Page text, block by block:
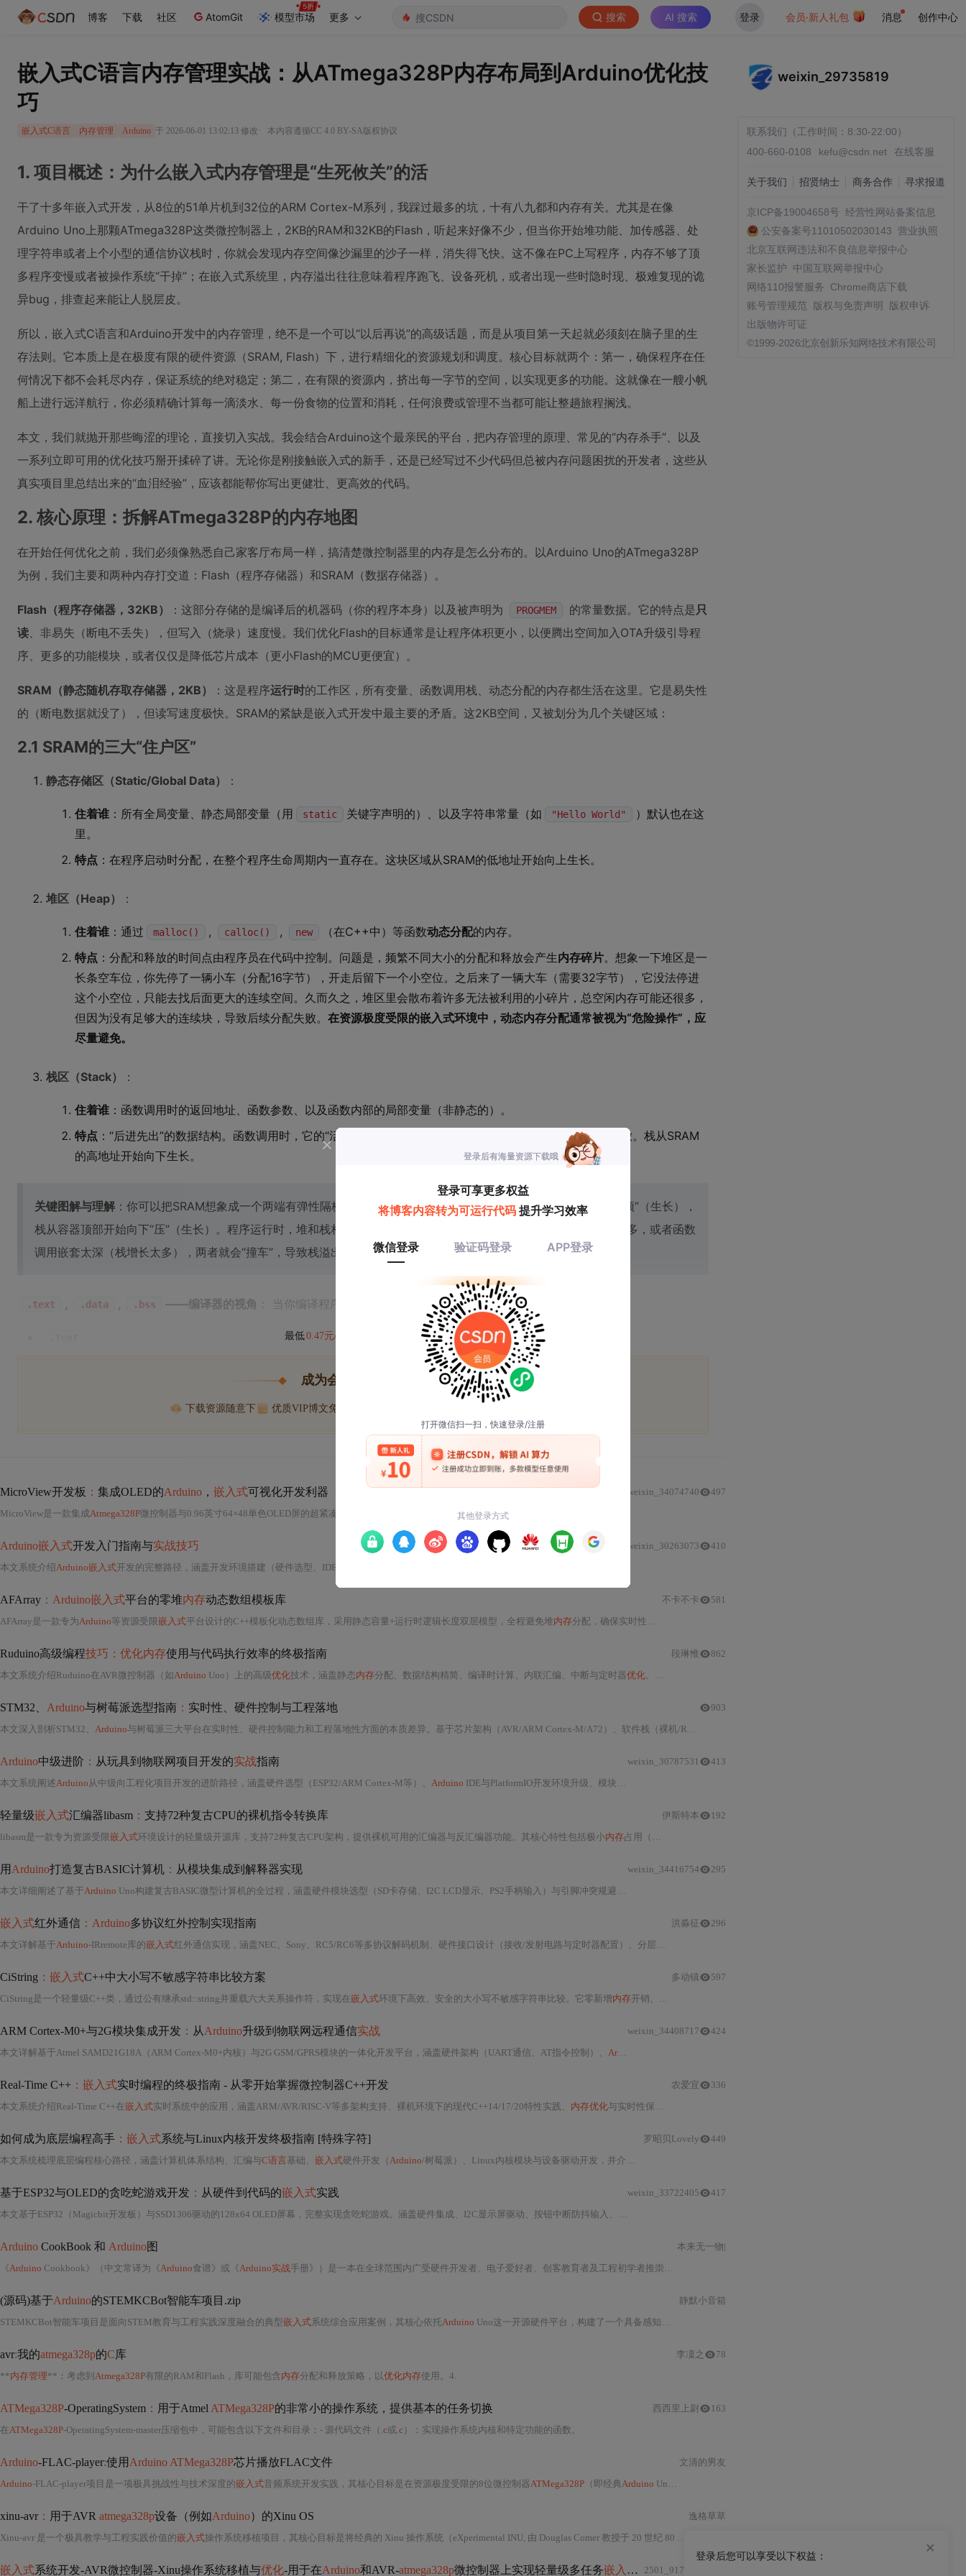
博客 下载 社区 AtomGit 模型市场 更多 搜索 AI 搜索 登录 会员·新人礼包 消息 创作中心
嵌入式C语言内存管理实战：从ATmega328P内存布局到Arduino优化技
巧
嵌入式C语言 内存管理 Arduino 于 2026-06-01 13:02:13 修改 · 本内容遵循CC 4.0 BY-SA版权协议
1. 项目概述：为什么嵌入式内存管理是“生死攸关”的活
干了十多年嵌入式开发，从8位的51单片机到32位的ARM Cortex-M系列，我踩过最多的坑，十有八九都和内存有关。尤其是在像
Arduino Uno上那颗ATmega328P这类微控制器上，2KB的RAM和32KB的Flash，听起来好像不少，但当你开始堆功能、加传感器、处
理字符串或者上个小型的通信协议栈时，你就会发现内存空间像沙漏里的沙子一样，消失得飞快。这不像在PC上写程序，内存不够了顶
多程序变慢或者被操作系统“干掉”；在嵌入式系统里，内存溢出往往意味着程序跑飞、设备死机，或者出现一些时隐时现、极难复现的诡
异bug，排查起来能让人脱层皮。
所以，嵌入式C语言和Arduino开发中的内存管理，绝不是一个可以“以后再说”的高级话题，而是从项目第一天起就必须刻在脑子里的生
存法则。它本质上是在极度有限的硬件资源（SRAM, Flash）下，进行精细化的资源规划和调度。核心目标就两个：第一，确保程序在任
何情况下都不会耗尽内存，保证系统的绝对稳定；第二，在有限的资源内，挤出每一字节的空间，以实现更多的功能。这就像在一艘小帆
船上进行远洋航行，你必须精确计算每一滴淡水、每一份食物的位置和消耗，任何浪费或管理不当都可能让整趟旅程搁浅。
本文，我们就抛开那些晦涩的理论，直接切入实战。我会结合Arduino这个最亲民的平台，把内存管理的原理、常见的“内存杀手”、以及
一系列立即可用的优化技巧掰开揉碎了讲。无论你是刚接触嵌入式的新手，还是已经写过不少代码但总被内存问题困扰的开发者，这些从
真实项目里总结出来的“血泪经验”，应该都能帮你写出更健壮、更高效的代码。
2. 核心原理：拆解ATmega328P的内存地图
在开始任何优化之前，我们必须像熟悉自己家客厅布局一样，搞清楚微控制器里的内存是怎么分布的。以Arduino Uno的ATmega328P
为例，我们主要和两种内存打交道：Flash（程序存储器）和SRAM（数据存储器）。
Flash（程序存储器，32KB） ：这部分存储的是编译后的机器码（你的程序本身）以及被声明为 PROGMEM 的常量数据。它的特点是只
读、非易失（断电不丢失），但写入（烧录）速度慢。我们优化Flash的目标通常是让程序体积更小，以便腾出空间加入OTA升级引导程
序、更多的功能模块，或者仅仅是降低芯片成本（更小Flash的MCU更便宜）。
SRAM（静态随机存取存储器，2KB） ：这是程序运行时的工作区，所有变量、函数调用栈、动态分配的内存都生活在这里。它是易失性
的（断电数据就没了），但读写速度极快。SRAM的紧缺是嵌入式开发中最主要的矛盾。这2KB空间，又被划分为几个关键区域：
2.1 SRAM的三大“住户区”
静态存储区（Static/Global Data） ：
住着谁 ：所有全局变量、静态局部变量（用 static 关键字声明的）、以及字符串常量（如 "Hello World"
）默认也在这
里。
特点 ：在程序启动时分配，在整个程序生命周期内一直存在。这块区域从SRAM的低地址开始向上生长。
堆区（Heap） ：
住着谁 ：通过 malloc() , calloc() , new （在C++中）等函数动态分配的内存。
特点 ：分配和释放的时间点由程序员在代码中控制。问题是，频繁不同大小的分配和释放会产生内存碎片。想象一下堆区是一
长条空车位，你先停了一辆小车（分配16字节），开走后留下一个小空位。之后来了一辆大车（需要32字节），它没法停进
这个小空位，只能去找后面更大的连续空间。久而久之，堆区里会散布着许多无法被利用的小碎片，总空闲内存可能还很多，
但因为没有足够大的连续块，导致后续分配失败。 在资源极度受限的嵌入式环境中，动态内存分配通常被视为“危险操作”，应
尽量避免。
栈区（Stack） ：
住着谁 ：函数调用时的返回地址、函数参数、以及函数内部的局部变量（非静态的）。
特点 ：“后进先出”的数据结构。函数调用时，它的“活动记录”被压入栈顶；函数返回时，这部分内存被立即释放。栈从SRAM
的高地址开始向下生长。
关键图解与理解 ：你可以把SRAM想象成一个两端有弹性隔板的容器。静态区固定在底部。堆从静态区上方开始向上“顶”（生长），
栈从容器顶部开始向下“压”（生长）。程序运行时，堆和栈相向而行，它们之间的空间就是“空闲内存”。如果堆分配太多，或者函数
调用嵌套太深（栈增长太多），两者就会“撞车”，导致栈溢出或堆分配失败，程序崩溃。
.text , .data , .bss ——编译器的视角 ： 当你编译程序后，编译器会生成几个重要的“段”（Section）：
最低0.47元/天 开通会员,解锁全文
成为会员后, 你将解锁
下载资源随意下 优质VIP博文免费学
MicroView开发板 ： 集成OLED的Arduino ， 嵌入式可视化开发利器
MicroView是一款集成Atmega328P微控制器与0.96英寸64×48单色OLED屏的超紧凑 嵌入式可视化快速原型开发。其硬件设计强调3.3V逻辑、I2C固化驱动与极小体积；软件依赖专用MicroView库，支持双缓冲绘图、PROGMEM
weixin_34074740 497
Arduino嵌入式开发入门指南与实战技巧
本文系统介绍Arduino嵌入式开发的完整路径，涵盖开发环境搭建（硬件选型、IDE安装与配置）、基础外设实践（LED、按键、传感器）、项目进阶（智能小车）、性能
weixin_30263073 410
AFArray ：Arduino嵌入式平台的零堆内存动态数组模板库
AFArray是一款专为Arduino等资源受限嵌入式平台设计的C++模板化动态数组库，采用静态容量+运行时逻辑长度双层模型，全程避免堆内存分配，确保实时性与确定性。支持边界检查、尾插/单删、查找切片及AFAString字符串增强，并深度集成HAL与FreeRTOS。其
不卡不卡 581
Ruduino高级编程技巧：优化内存使用与代码执行效率的终极指南
本文系统介绍Ruduino在AVR微控制器（如Arduino Uno）上的高级优化技术，涵盖静态内存分配、数据结构精简、编译时计算、内联汇编、中断与定时器优化、批量寄存器操作、位域
段琳惟 862
STM32、 Arduino与树莓派选型指南 ： 实时性、硬件控制与工程落地
本文深入剖析STM32、 Arduino与树莓派三大平台在实时性、硬件控制能力和工程落地性方面的本质差异。基于芯片架构（AVR/ARM Cortex-M/A72）、软件栈（裸机/RTOS/Linux）、外设控制粒度（寄存器/DMA/驱动抽象）及确定性响应能力，明确各自适用边界
903
Arduino中级进阶 ： 从玩具到物联网项目开发的实战指南
本文系统阐述Arduino从中级向工程化项目开发的进阶路径，涵盖硬件选型（ESP32/ARM Cortex-M等）、 Arduino IDE与PlatformIO开发环境升级、模块化软件架构设计、电源与接地噪声抑制、看门狗与
weixin_30787531 413
轻量级嵌入式汇编器libasm ： 支持72种复古CPU的裸机指令转换库
libasm是一款专为资源受限嵌入式环境设计的轻量级开源库，支持72种复古CPU架构，提供裸机可用的汇编器与反汇编器功能。其核心特性包括极小内存占用（ ATmega328P
伊斯特本 192
用 Arduino打造复古BASIC计算机 ： 从模块集成到解释器实现
本文详细阐述了基于Arduino Uno构建复古BASIC微型计算机的全过程，涵盖硬件模块选型（SD卡存储、I2C LCD显示、PS2手柄输入）与引脚冲突规避，以及软件核心——轻量级BASIC解释器的设计与实现。重点包括词法/语法解析、变量存储、表达式求值、PRINT/INPUT/GOTO/GOSUB等关键命令支持，并通过状态机调度、Flash字符串
weixin_34416754 295
嵌入式红外通信 ：Arduino多协议红外控制实现指南
本文详解基于Arduino-IRremote库的嵌入式红外通信实现，涵盖NEC、Sony、RC5/RC6等多协议解码机制、硬件接口设计（接收/发射电路与定时器配置）、分层软件架构、
洪淼征 296
CiString ：嵌入式C++中大小写不敏感字符串比较方案
CiString是一个轻量级C++类，通过公有继承std::string并重载六大关系操作符，实现在嵌入式环境下高效、安全的大小写不敏感字符串比较。它零新增内存开销、兼容原有API、支持
多动镇 597
ARM Cortex-M0+与2G模块集成开发 ： 从Arduino升级到物联网远程通信实战
本文详解基于Atmel SAMD21G18A（ARM Cortex-M0+内核）与2G GSM/GPRS模块的一体化开发平台，涵盖硬件架构（UART通信、AT指令控制）、 Arduino
weixin_34408717 424
Real-Time C++ ：嵌入式实时编程的终极指南 - 从零开始掌握微控制器C++开发
本文系统介绍Real-Time C++在嵌入式实时系统中的应用，涵盖ARM/AVR/RISC-V等多架构支持、裸机环境下的现代C++14/17/20特性实践、 内存优化与实时性保障技术、跨平台硬件抽象方法，以及模板元编程、constexpr、RAII等关键编程
农爱宜 336
如何成为底层编程高手 ：嵌入式系统与Linux内核开发终极指南 [特殊字符]
本文系统梳理底层编程核心路径，涵盖计算机体系结构、汇编与C语言基础、 嵌入式硬件开发（Arduino/树莓派）、Linux内核模块与设备驱动开发，并介绍QEMU/GDB调试、Eudyptula挑战等实践方法。强调理论结合实操，推荐《Linux Device Drivers》《Linux Kernel Development》等经典资源，前瞻性分析Rust系统编程、Zephyr RTOS及Unikernel技术趋势。
罗昭贝Lovely 449
基于ESP32与OLED的贪吃蛇游戏开发 ： 从硬件到代码的嵌入式实践
本文基于ESP32（Magicbit开发板）与SSD1306驱动的128x64 OLED屏幕，完整实现贪吃蛇游戏。涵盖硬件集成、I2C显示屏驱动、按钮中断防抖输入、蜂鸣器音效、游戏状态机设计及非阻塞定时逻辑。重点阐述
weixin_33722405 417
Arduino CookBook 和 Arduino图
《Arduino Cookbook》（中文常译为《Arduino食谱》或《Arduino实战手册》）是一本在全球范围内广受硬件开发者、电子爱好者、创客教育者及工程初学者推崇的经典实践型技术指南，其核心价值在于将抽象的
本来无一物|
(源码)基于Arduino的STEMKCBot智能车项目.zip
STEMKCBot智能车项目是面向STEM教育与工程实践深度融合的典型嵌入式系统综合应用案例，其核心依托Arduino Uno这一开源硬件平台，构建了一个具备感知、决策、执行闭环能力的微型自主移动机器人系统。该项目不仅服务于越南Yn Bi省2021–2023年系列智能车竞赛
静默小音箱
avr:我的atmega328p的C库
**内存管理** ： 考虑到 Atmega328P有限的RAM和Flash，库可能包含内存分配和释放策略，以优化内存使用。4.
李凜之 78
ATMega328P-OperatingSystem ： 用于Atmel ATMega328P的非常小的操作系统，提供基本的任务切换
在ATMega328P-OperatingSystem-master压缩包中，可能包含以下文件和目录 ： - 源代码文件（.c或.c ） ： 实现操作系统内核和特定功能的函数。
西西里上尉 163
Arduino-FLAC-player:使用 Arduino ATMega328P芯片播放FLAC文件
Arduino-FLAC-player项目是一项极具挑战性与技术深度的嵌入式音频系统开发实践，其核心目标是在资源极度受限的8位微控制器ATMega328P （即经典Arduino Uno所采用的主控芯片）上实现对FLAC（Free Lossless Audio Codec）无损音频格式的实时解码与播放。这一目标本身即构成对
文清的男友
xinu-avr ： 用于AVR atmega328p设备（例如Arduino）的Xinu OS
Xinu-avr 是一个极具教学与工程实践价值的嵌入式操作系统移植项目，其核心目标是将经典的 Xinu 操作系统（eXperimental INU, 由 Douglas Comer 教授于 20 世纪 80 年代在普渡大学设计开发的教学型 UNIX 风格操作系统）完整、精简且可运行地移植到资源极度受限的 AVR 微控制器平台——具体为
逸格草草
嵌入式系统开发-AVR微控制器-Xinu操作系统移植与优化-用于在Arduino和AVR-atmega328p微控制器上实现轻量级多任务嵌入式 系统开发并提供类Unix命令行界面及基础工具集的项目.zi
2501_91769822
weixin_29735819
联系我们（工作时间：8:30-22:00）
400-660-0108
kefu@csdn.net 在线客服
关于我们 招贤纳士 商务合作 寻求报道
京ICP备19004658号 经营性网站备案信息
公安备案号11010502030143 营业执照
北京互联网违法和不良信息举报中心
家长监护
中国互联网举报中心
网络110报警服务
Chrome商店下载
账号管理规范
版权与免责声明
版权申诉
出版物许可证
©1999-2026北京创新乐知网络技术有限公司
登录后您可以享受以下权益： ×